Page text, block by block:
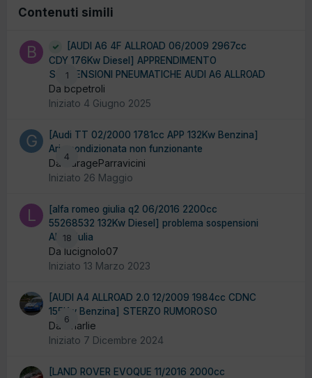
Contenuti simili
1
[AUDI A6 4F ALLROAD 06/2009 2967cc
CDY 176Kw Diesel] APPRENDIMENTO
SOSPENSIONI PNEUMATICHE AUDI A6 ALLROAD
Da bcpetroli
Iniziato 4 Giugno 2025
4
[Audi TT 02/2000 1781cc APP 132Kw Benzina]
Aria condizionata non funzionante
Da GarageParravicini
Iniziato 26 Maggio
18
[alfa romeo giulia q2 06/2016 2200cc
55268532 132Kw Diesel] problema sospensioni
Alfa Giulia
Da lucignolo07
Iniziato 13 Marzo 2023
6
[AUDI A4 ALLROAD 2.0 12/2009 1984cc CDNC
155Kw Benzina] STERZO RUMOROSO
Da Charlie
Iniziato 7 Dicembre 2024
[LAND ROVER EVOQUE 11/2016 2000cc